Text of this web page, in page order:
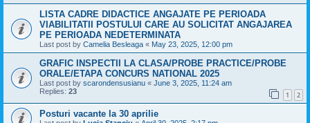
LISTA CADRE DIDACTICE ANGAJATE PE PERIOADA
VIABILITATII POSTULUI CARE AU SOLICITAT ANGAJAREA
PE PERIOADA NEDETERMINATA
Last post by Camelia Besleaga « May 23, 2025, 12:00 pm
GRAFIC INSPECTII LA CLASA/PROBE PRACTICE/PROBE
ORALE/ETAPA CONCURS NATIONAL 2025
Last post by scarondensusianu « June 3, 2025, 11:24 am
Replies: 23 1 2
Posturi vacante la 30 aprilie